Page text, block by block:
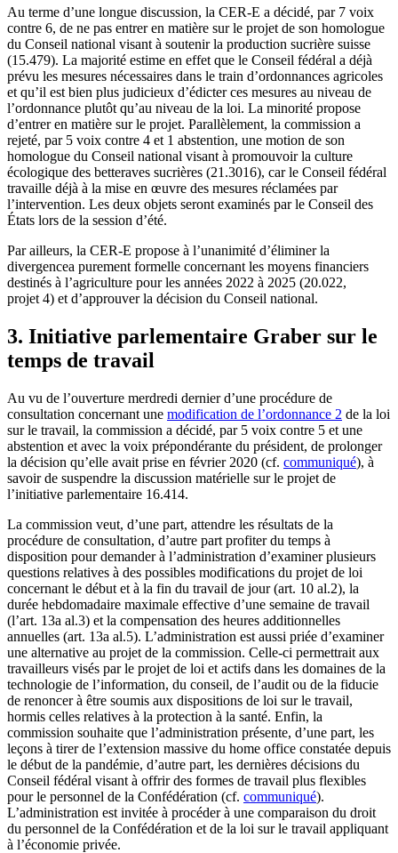
Au terme d’une longue discussion, la CER-E a décidé, par 7 voix
contre 6, de ne pas entrer en matière sur le projet de son homologue
du Conseil national visant à soutenir la production sucrière suisse
(15.479). La majorité estime en effet que le Conseil fédéral a déjà
prévu les mesures nécessaires dans le train d’ordonnances agricoles
et qu’il est bien plus judicieux d’édicter ces mesures au niveau de
l’ordonnance plutôt qu’au niveau de la loi. La minorité propose
d’entrer en matière sur le projet. Parallèlement, la commission a
rejeté, par 5 voix contre 4 et 1 abstention, une motion de son
homologue du Conseil national visant à promouvoir la culture
écologique des betteraves sucrières (21.3016), car le Conseil fédéral
travaille déjà à la mise en œuvre des mesures réclamées par
l’intervention. Les deux objets seront examinés par le Conseil des
États lors de la session d’été.
Par ailleurs, la CER-E propose à l’unanimité d’éliminer la
divergencea purement formelle concernant les moyens financiers
destinés à l’agriculture pour les années 2022 à 2025 (20.022,
projet 4) et d’approuver la décision du Conseil national.
3. Initiative parlementaire Graber sur le
temps de travail
Au vu de l’ouverture merdredi dernier d’une procédure de
consultation concernant une modification de l’ordonnance 2 de la loi
sur le travail, la commission a décidé, par 5 voix contre 5 et une
abstention et avec la voix prépondérante du président, de prolonger
la décision qu’elle avait prise en février 2020 (cf. communiqué), à
savoir de suspendre la discussion matérielle sur le projet de
l’initiative parlementaire 16.414.
La commission veut, d’une part, attendre les résultats de la
procédure de consultation, d’autre part profiter du temps à
disposition pour demander à l’administration d’examiner plusieurs
questions relatives à des possibles modifications du projet de loi
concernant le début et à la fin du travail de jour (art. 10 al.2), la
durée hebdomadaire maximale effective d’une semaine de travail
(l’art. 13a al.3) et la compensation des heures additionnelles
annuelles (art. 13a al.5). L’administration est aussi priée d’examiner
une alternative au projet de la commission. Celle-ci permettrait aux
travailleurs visés par le projet de loi et actifs dans les domaines de la
technologie de l’information, du conseil, de l’audit ou de la fiducie
de renoncer à être soumis aux dispositions de loi sur le travail,
hormis celles relatives à la protection à la santé. Enfin, la
commission souhaite que l’administration présente, d’une part, les
leçons à tirer de l’extension massive du home office constatée depuis
le début de la pandémie, d’autre part, les dernières décisions du
Conseil fédéral visant à offrir des formes de travail plus flexibles
pour le personnel de la Confédération (cf. communiqué).
L’administration est invitée à procéder à une comparaison du droit
du personnel de la Confédération et de la loi sur le travail appliquant
à l’économie privée.